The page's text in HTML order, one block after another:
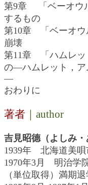
第9章 「ベーオウ
するもの
第10章 「ベーオウ
崩壊
第11章 「ハムレッ
の―ハムレット，ア
―
おわりに
著者 ｜author
吉見昭德（よしみ・
1939年 北海道美唄
1970年3月 明治学
（単位取得）満期退